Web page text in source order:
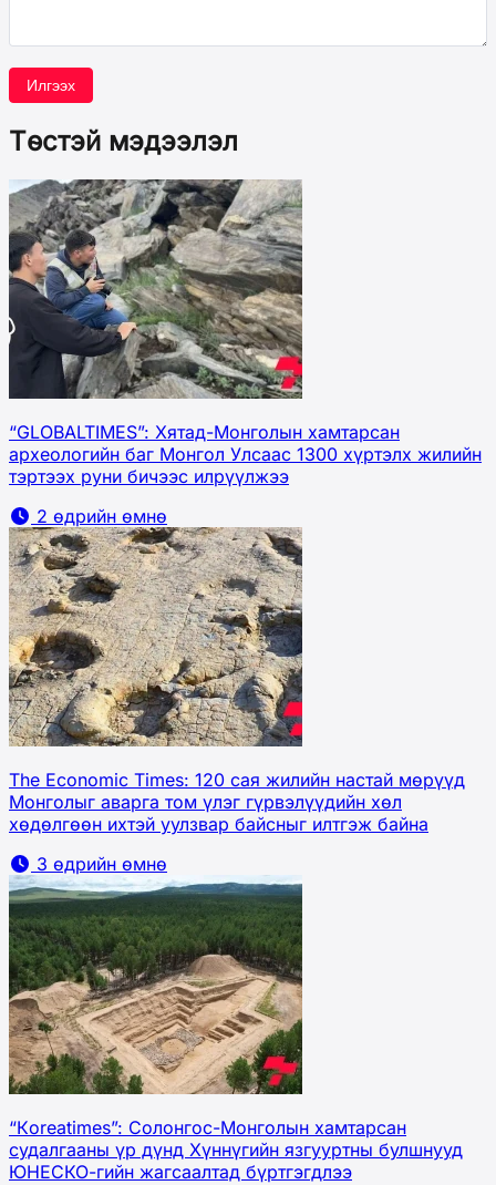
Илгээх
Төстэй мэдээлэл
“GLOBALTIMES”: Хятад-Монголын хамтарсан
археологийн баг Монгол Улсаас 1300 хүртэлх жилийн
тэртээх руни бичээс илрүүлжээ
2 өдрийн өмнө
The Economic Times: 120 сая жилийн настай мөрүүд
Монголыг аварга том үлэг гүрвэлүүдийн хөл
хөдөлгөөн ихтэй уулзвар байсныг илтгэж байна
3 өдрийн өмнө
“Кoreatimes”: Солонгос-Монголын хамтарсан
судалгааны үр дүнд Хүннүгийн язгууртны булшнууд
ЮНЕСКО-гийн жагсаалтад бүртгэгдлээ